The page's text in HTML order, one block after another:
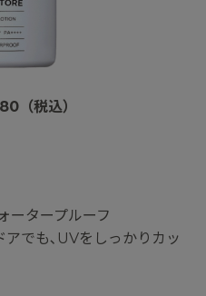
（税込）
タープルーフ
でも､UVをしっかりカッ